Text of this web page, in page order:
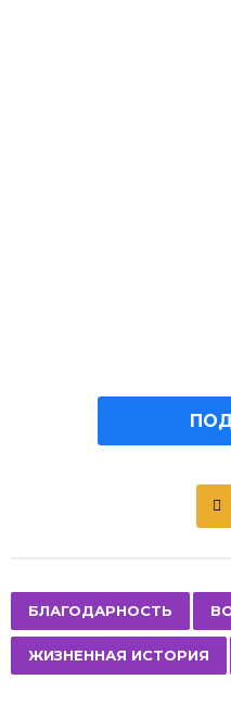
a
g
БЛАГОДАРНОСТЬ
ЖИЗНЕННАЯ ИСТОРИЯ